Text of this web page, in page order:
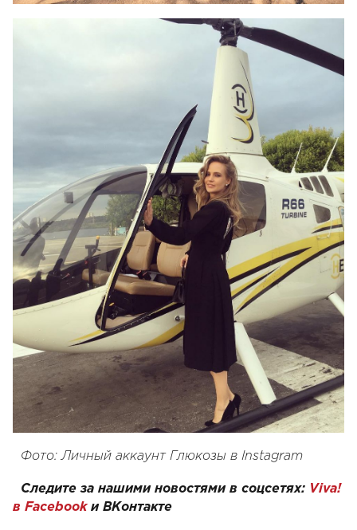
Фото: Личный аккаунт Глюкозы в Instagram
Следите за нашими новостями в соцсетях: Viva!
в Facebookи ВКонтакте